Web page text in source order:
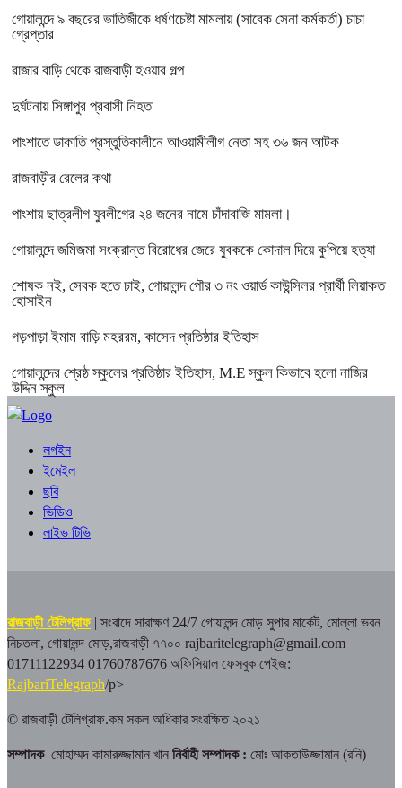
গোয়ালন্দে ৯ বছরের ভাতিজীকে ধর্ষণচেষ্টা মামলায় (সাবেক সেনা কর্মকর্তা) চাচা
গ্রেপ্তার
রাজার বাড়ি থেকে রাজবাড়ী হওয়ার গল্প
দুর্ঘটনায় সিঙ্গাপুর প্রবাসী নিহত
পাংশাতে ডাকাতি প্রস্তুতিকালীনে আওয়ামীলীগ নেতা সহ ৩৬ জন আটক
রাজবাড়ীর রেলের কথা
পাংশায় ছাত্রলীগ যুবলীগের ২৪ জনের নামে চাঁদাবাজি মামলা।
গোয়ালন্দে জমিজমা সংক্রান্ত বিরোধের জেরে যুবককে কোদাল দিয়ে কুপিয়ে হত্যা
শোষক নই, সেবক হতে চাই, গোয়ালন্দ পৌর ৩ নং ওয়ার্ড কাউন্সিলর প্রার্থী লিয়াকত
হোসাইন
গড়পাড়া ইমাম বাড়ি মহররম, কাসেদ প্রতিষ্ঠার ইতিহাস
গোয়ালন্দের শ্রেষ্ঠ স্কুলের প্রতিষ্ঠার ইতিহাস, M.E স্কুল কিভাবে হলো নাজির
উদ্দিন স্কুল
লগইন
ইমেইল
ছবি
ভিডিও
লাইভ টিভি
রাজবাড়ী টেলিগ্রাফ | সংবাদে সারাক্ষণ 24/7 গোয়ালন্দ মোড় সুপার মার্কেট, মোল্লা ভবন
নিচতলা, গোয়ালন্দ মোড়,রাজবাড়ী ৭৭০০ rajbaritelegraph@gmail.com
01711122934 01760787676 অফিসিয়াল ফেসবুক পেইজ:
RajbariTelegraph/p>
© রাজবাড়ী টেলিগ্রাফ.কম সকল অধিকার সংরক্ষিত ২০২১
সম্পাদক মোহাম্মদ কামারুজ্জামান খান নির্বাহী সম্পাদক : মোঃ আকতাউজ্জামান (রনি)